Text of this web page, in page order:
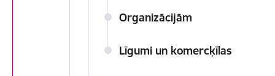
Organizācijām
Līgumi un komercķīlas